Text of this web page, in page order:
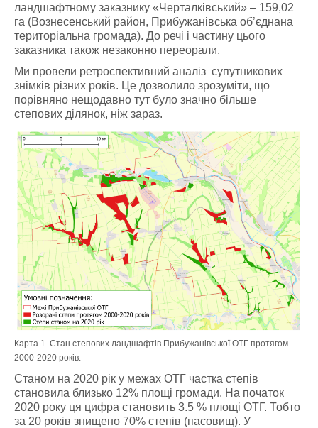
ландшафтному заказнику «Черталківський» – 159,02
га (Вознесенський район, Прибужанівська об’єднана
територіальна громада). До речі і частину цього
заказника також незаконно переорали.
Ми провели ретроспективний аналіз супутникових
знімків різних років. Це дозволило зрозуміти, що
порівняно нещодавно тут було значно більше
степових ділянок, ніж зараз.
Карта 1. Стан степових ландшафтів Прибужанівської ОТГ протягом
2000-2020 років.
Станом на 2020 рік у межах ОТГ частка степів
становила близько 12% площі громади. На початок
2020 року ця цифра становить 3.5 % площі ОТГ. Тобто
за 20 років знищено 70% степів (пасовищ). У